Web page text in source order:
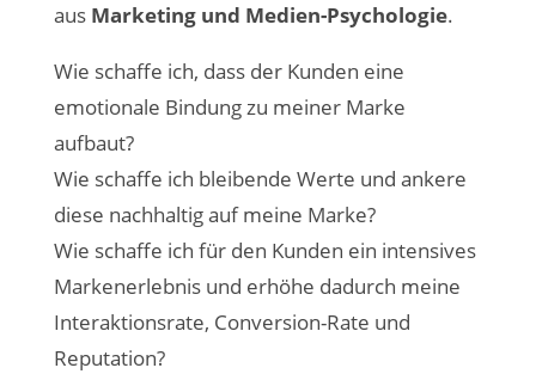
aus Marketing und Medien-Psychologie.
Wie schaffe ich, dass der Kunden eine
emotionale Bindung zu meiner Marke
aufbaut?
Wie schaffe ich bleibende Werte und ankere
diese nachhaltig auf meine Marke?
Wie schaffe ich für den Kunden ein intensives
Markenerlebnis und erhöhe dadurch meine
Interaktionsrate, Conversion-Rate und
Reputation?